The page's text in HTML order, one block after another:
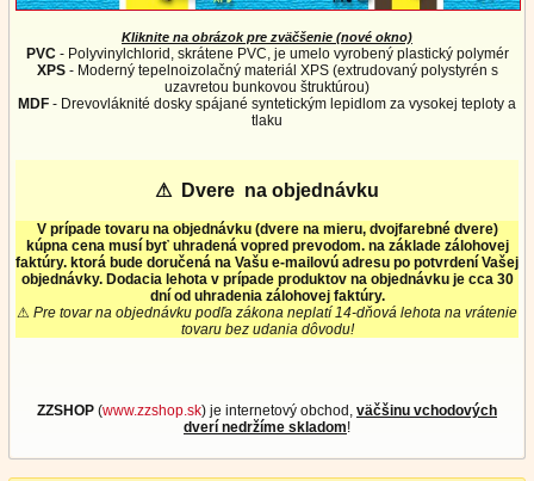
Kliknite na obrázok pre zväčšenie (nové okno)
PVC- Polyvinylchlorid, skrátene PVC, je umelo vyrobený plastický polymér
XPS- Moderný tepelnoizolačný materiál XPS (extrudovaný polystyrén s
uzavretou bunkovou štruktúrou)
MDF - Drevovláknité dosky spájané syntetickým lepidlom za vysokej teploty a
tlaku
⚠ Dvere na objednávku
V prípade tovaru na objednávku (dvere na mieru, dvojfarebné dvere)
kúpna cena musí byť uhradená vopred prevodom. na základe zálohovej
faktúry. ktorá bude doručená na Vašu e-mailovú adresu po potvrdení Vašej
objednávky. Dodacia lehota v prípade produktov na objednávku je cca 30
dní od uhradenia zálohovej faktúry.
⚠ Pre tovar na objednávku podľa zákona neplatí 14-dňová lehota na vrátenie
tovaru bez udania dôvodu!
ZZSHOP (www.zzshop.sk) je internetový obchod, väčšinu vchodových
dverí nedržíme skladom!